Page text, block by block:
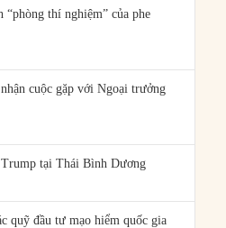
thí nghiệm” của phe
cuộc gặp với Ngoại trưởng
tại Thái Bình Dương
quỹ đầu tư mạo hiểm quốc gia